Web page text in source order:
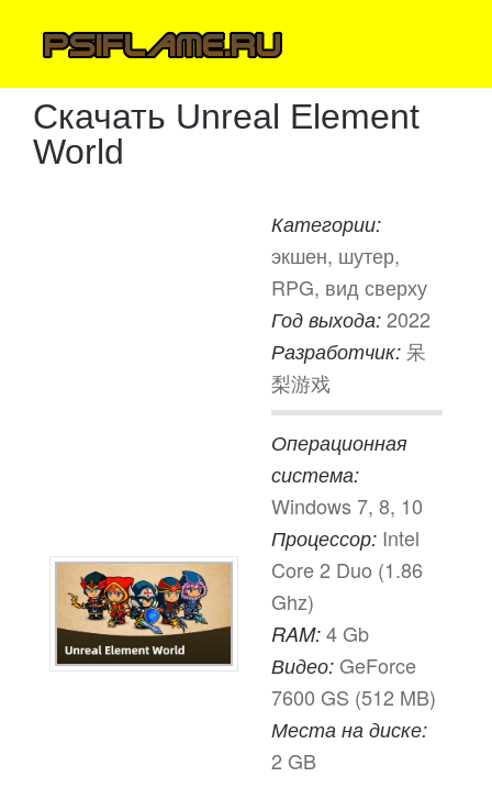
Скачать Unreal Element
World
Категории:
экшен, шутер,
RPG, вид сверху
Год выхода: 2022
Разработчик: 呆
梨游戏
Операционная
система:
Windows 7, 8, 10
Процессор: Intel
Core 2 Duo (1.86
Ghz)
RAM: 4 Gb
Видео: GeForce
7600 GS (512 MB)
Места на диске:
2 GB